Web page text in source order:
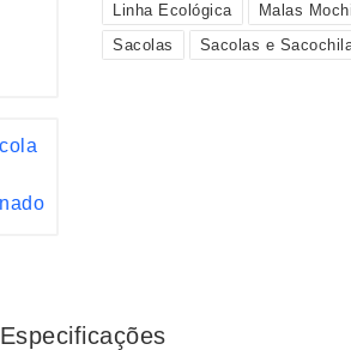
Linha Ecológica
Malas
Sacolas
Sacolas e
Especificações